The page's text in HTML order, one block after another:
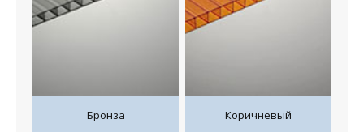
Бронза Коричневый